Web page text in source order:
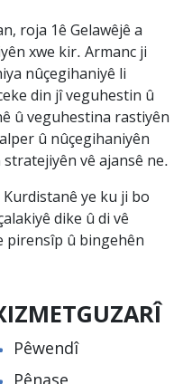
roja 1ê Gelawêjê a
xwe kir. Armanc ji
nûçegihaniyê li
din jî veguhestin û
û veguhestina rastiyên
û nûçegihaniyên
vê ajansê ne.
ye ku ji bo
dike û di vê
pirensîp û bingehên
Pêwendî